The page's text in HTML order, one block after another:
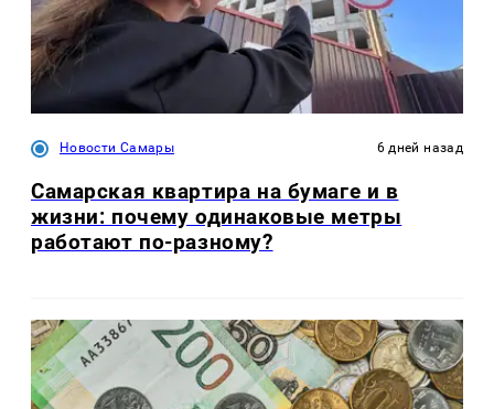
Новости Самары 6 дней назад
Самарская квартира на бумаге и в
жизни: почему одинаковые метры
работают по-разному?